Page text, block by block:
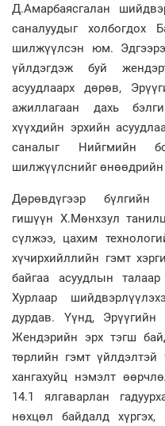
Д.Амарбаясгалан
саналуудыг холбогдох
шилжүүлсэн юм.
үйлдэгдэж буй
асуудлаарх дөрөв,
ажиллагаан дахь
хүүхдийн эрхийн
саналыг Нийгмийн
шилжүүлснийг өнөөдрийн
Дөрөвдүгээр
гишүүн Х.Мөнхзул
сүлжээ, цахим
хүчирхийллийн гэмт
байгаа асуудлын
Хурлаар
дурдав. Үүнд, Эрүүгийн
Жендэрийн эрх тэгш
төрлийн гэмт
хангахуйц нэмэлт
14.1 ялгаварлан
нөхцөл байдалд